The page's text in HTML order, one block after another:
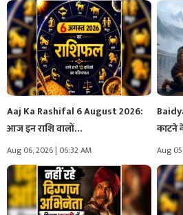
Aaj Ka Rashifal 6 August 2026:
आज इन राशि वालों…
Aug 06, 2026 | 06:32 AM
काटने
Aug